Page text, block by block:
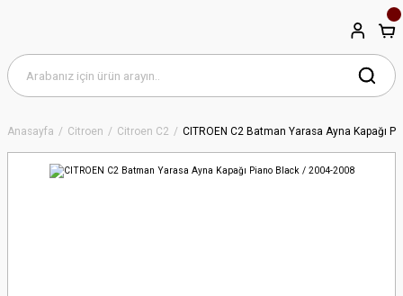
Anasayfa Citroen Citroen C2 CITROEN C2 Batman Yarasa Ayna Kapağı